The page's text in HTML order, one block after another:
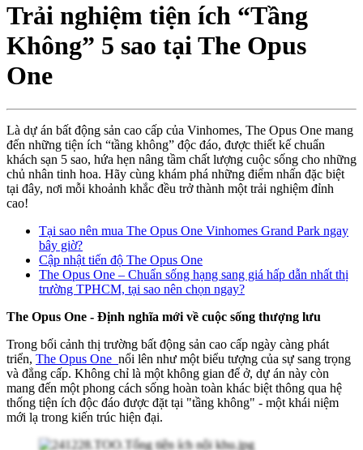
Trải nghiệm tiện ích “Tầng
Không” 5 sao tại The Opus
One
Là dự án bất động sản cao cấp của Vinhomes, The Opus One mang
đến những tiện ích “tầng không” độc đáo, được thiết kế chuẩn
khách sạn 5 sao, hứa hẹn nâng tầm chất lượng cuộc sống cho những
chủ nhân tinh hoa. Hãy cùng khám phá những điểm nhấn đặc biệt
tại đây, nơi mỗi khoảnh khắc đều trở thành một trải nghiệm đỉnh
cao!
Tại sao nên mua The Opus One Vinhomes Grand Park ngay
bây giờ?
Cập nhật tiến độ The Opus One
The Opus One – Chuẩn sống hạng sang giá hấp dẫn nhất thị
trường TPHCM, tại sao nên chọn ngay?
The Opus One - Định nghĩa mới về cuộc sống thượng lưu
Trong bối cảnh thị trường bất động sản cao cấp ngày càng phát
triển, The Opus One nổi lên như một biểu tượng của sự sang trọng
và đẳng cấp. Không chỉ là một không gian để ở, dự án này còn
mang đến một phong cách sống hoàn toàn khác biệt thông qua hệ
thống tiện ích độc đáo được đặt tại "tầng không" - một khái niệm
mới lạ trong kiến trúc hiện đại.